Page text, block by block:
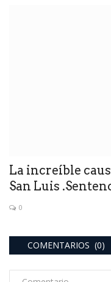
La increíble
San Luis
0
COMENTARIOS (0)